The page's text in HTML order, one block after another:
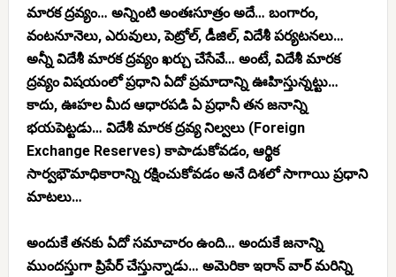
మారక ద్రవ్యం… అన్నింటి అంతఃసూత్రం అదే… బంగారం,
వంటనూనెలు, ఎరువులు, పెట్రోల్, డీజిల్, విదేశీ పర్యటనలు…
అన్నీ విదేశీ మారక ద్రవ్యం ఖర్చు చేసేవే… అంటే, విదేశీ మారక
ద్రవ్యం విషయంలో ప్రధాని ఏదో ప్రమాదాన్ని ఊహిస్తున్నట్టు…
కాదు, ఊహల మీద ఆధారపడి ఏ ప్రధానీ తన జనాన్ని
భయపెట్టడు… విదేశీ మారక ద్రవ్య నిల్వలు (Foreign
Exchange Reserves)కాపాడుకోవడం, ఆర్థిక
సార్వభౌమాధికారాన్నిరక్షించుకోవడం అనే దిశలో సాగాయి ప్రధాని
మాటలు…
అందుకే తనకు ఏదో సమాచారం ఉంది… అందుకే జనాన్ని
ముందస్తుగా ప్రిపేర్ చేస్తున్నాడు… అమెరికా ఇరాన్ వార్ మరిన్ని